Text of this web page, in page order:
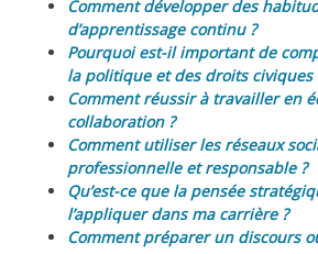
Comment développer des
d’apprentissage continu ?
Pourquoi est-il important de
la politique et des droits civiques
Comment réussir à travailler en
collaboration ?
Comment utiliser les réseaux
professionnelle et responsable ?
Qu’est-ce que la pensée
l’appliquer dans ma carrière ?
Comment préparer un discours